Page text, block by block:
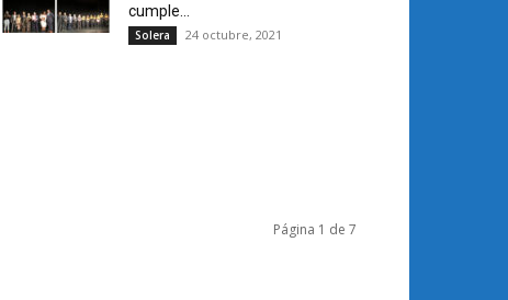
cumple...
Solera 24 octubre, 2021
Página 1 de 7